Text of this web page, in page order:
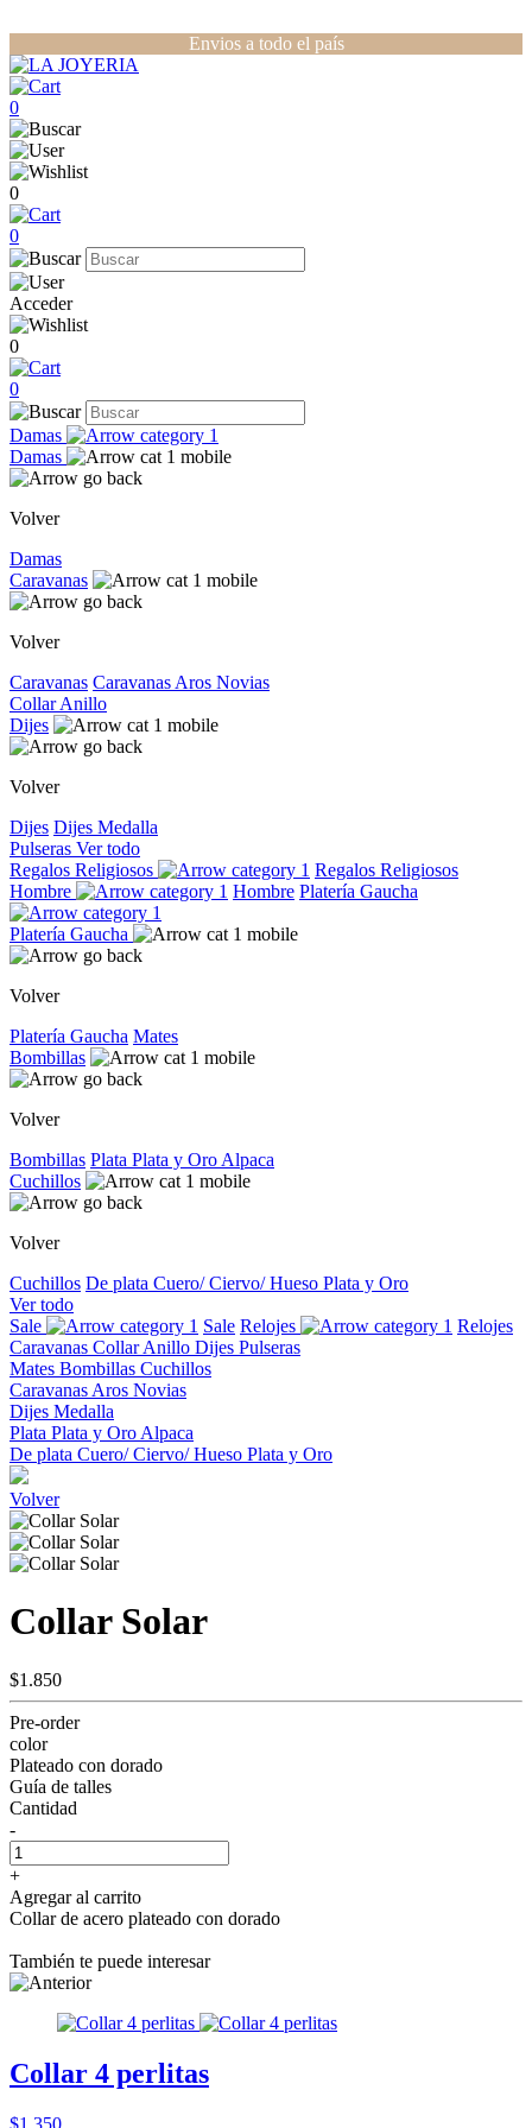
Envios a todo el país
0
0
0
Acceder
0
0
Damas
Damas
Volver
Damas
Caravanas
Volver
Caravanas Caravanas Aros Novias
CollarAnillo
Dijes
Volver
Dijes Dijes Medalla
Pulseras Ver todo
Regalos Religiosos
Regalos Religiosos
Hombre
Hombre Platería Gaucha
Platería Gaucha
Volver
Platería Gaucha Mates
Bombillas
Volver
Bombillas Plata Plata y Oro Alpaca
Cuchillos
Volver
Cuchillos De plata Cuero/ Ciervo/ Hueso Plata y Oro
Ver todo
Sale
Sale Relojes
Relojes
Caravanas CollarAnillo Dijes Pulseras
Mates Bombillas Cuchillos
Caravanas Aros Novias
Dijes Medalla
Plata Plata y Oro Alpaca
De plata Cuero/ Ciervo/ Hueso Plata y Oro
Volver
Collar Solar
$1.850
Pre-order
color
Plateado con dorado
Guía de talles
Cantidad
-
+
Agregar al carrito
Collar de acero plateado con dorado
También te puede interesar
Collar 4 perlitas
$1.350